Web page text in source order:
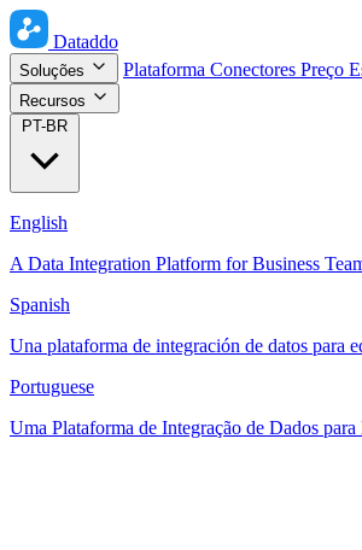
Dataddo
Soluções Plataforma Conectores Preço
Recursos
PT-BR
English
A Data Integration Platform for Business
Spanish
Una plataforma de integración de datos para
Portuguese
Uma Plataforma de Integração de Dados